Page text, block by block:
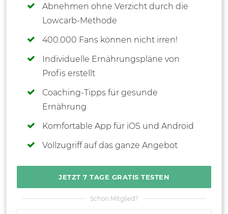
Abnehmen ohne Verzicht durch die
Lowcarb-Methode
400.000 Fans können nicht irren!
Individuelle Ernährungspläne von
Profis erstellt
Coaching-Tipps für gesunde
Ernährung
Komfortable App für iOS und Android
Vollzugriff auf das ganze Angebot
JETZT 7 TAGE GRATIS TESTEN
Schon Mitglied?